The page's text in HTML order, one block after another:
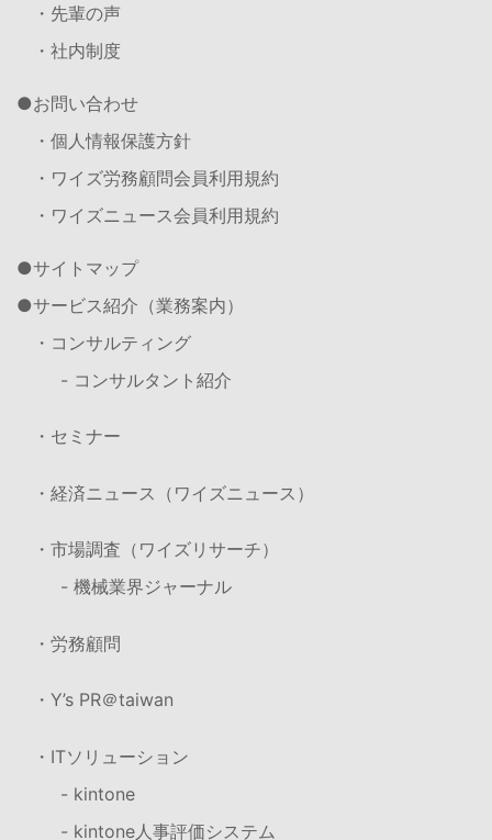
・先輩の声
・社内制度
お問い合わせ
・個人情報保護方針
・ワイズ労務顧問会員利用規約
・ワイズニュース会員利用規約
サイトマップ
サービス紹介（業務案内）
・コンサルティング
- コンサルタント紹介
・セミナー
・経済ニュース（ワイズニュース）
・市場調査（ワイズリサーチ）
- 機械業界ジャーナル
・労務顧問
・Y’s PR＠taiwan
・ITソリューション
- kintone
- kintone人事評価システム